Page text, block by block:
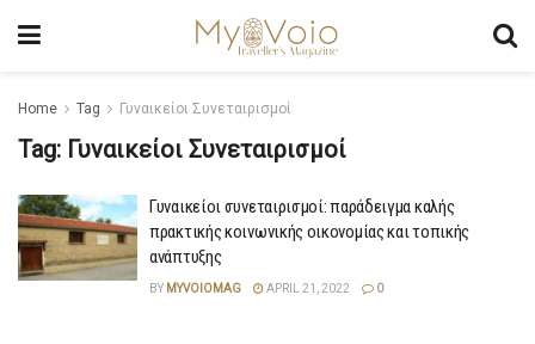
Home Tag Γυναικείοι Συνεταιρισμοί
Tag: Γυναικείοι Συνεταιρισμοί
Γυναικείοι συνεταιρισμοί: παράδειγμα καλής
πρακτικής κοινωνικής οικονομίας και τοπικής
ανάπτυξης
BY MYVOIOMAG APRIL 21, 2022 0